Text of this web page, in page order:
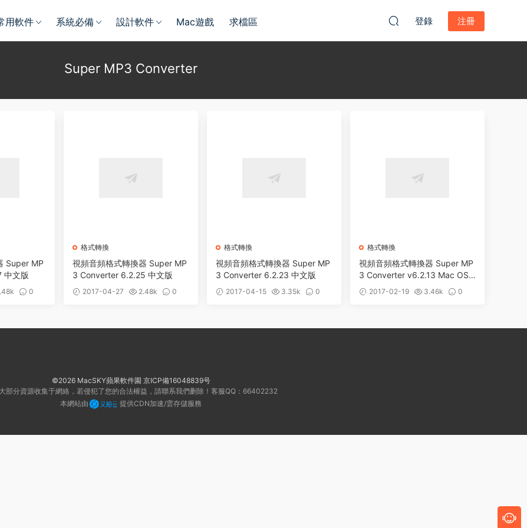
用軟件 系統必備 設計軟件 Mac遊戲 求檔區 登錄 注冊
Super MP3 Converter
Super MP
中文版
0
格式轉換
視頻音頻格式轉換器 Super MP
3 Converter 6.2.25 中文版
2017-04-27 2.48k 0
格式轉換
視頻音頻格式轉換器 Super MP
3 Converter 6.2.23 中文版
2017-04-15 3.35k 0
格式轉換
視頻音頻格式轉換器 Super MP
3 Converter v6.2.13 Mac OS
X 2017-02-19 3.46k 0
©2026 MacSKY蘋果軟件園 京ICP備16048839号
部分資源收集于網絡，若侵犯了您的合法權益，請聯系我們删除！客服QQ：66402232
本網站由
提供CDN加速/雲存儲服務